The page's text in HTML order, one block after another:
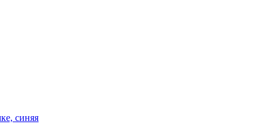
синяя